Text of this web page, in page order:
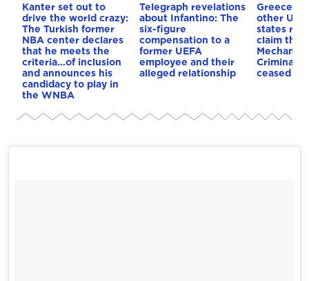
Kanter set out to
drive the world crazy:
The Turkish former
NBA center declares
that he meets the
criteria…of inclusion
and announces his
candidacy to play in
the WNBA
Telegraph revelations
about Infantino: The
six-figure
compensation to a
former UEFA
employee and their
alleged relationship
Greece
other UN
states
claim that
Criminal
ceased